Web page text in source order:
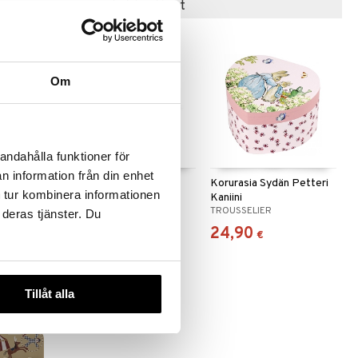
Om
funktioner för
information från din enhet
kombinera informationen
tjänster. Du
Tillåt alla
Suositut tuotteet
Kids Concept Hylly
Koukuilla STAR
KIDS CONCEPT
Korurasia Sydän Petteri
Kaniini
TROUSSELIER
24,90 €